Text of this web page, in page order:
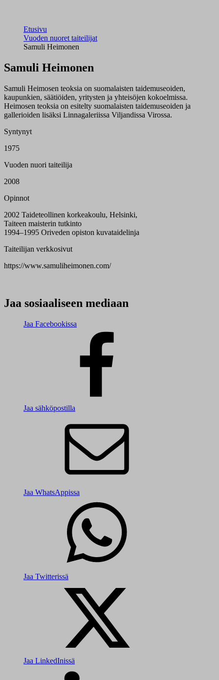
Etusivu
Vuoden nuoret taiteilijat
Samuli Heimonen
Samuli Heimonen
Samuli Heimosen teoksia on suomalaisten taidemuseoiden,
kaupunkien, säätiöiden, yritysten ja yhteisöjen kokoelmissa.
Heimosen teoksia on esitelty suomalaisten taidemuseoiden ja
gallerioiden lisäksi Linnagaleriissa Viljandissa Virossa.
Syntynyt
1975
Vuoden nuori taiteilija
2008
Opinnot
2002 Taideteollinen korkeakoulu, Helsinki,
Taiteen maisterin tutkinto
1994–1995 Oriveden opiston kuvataidelinja
Taiteilijan verkkosivut
https://www.samuliheimonen.com/
Jaa sosiaaliseen mediaan
Jaa Facebookissa
Jaa sähköpostilla
Jaa WhatsAppissa
Jaa Twitterissä
Jaa LinkedInissä